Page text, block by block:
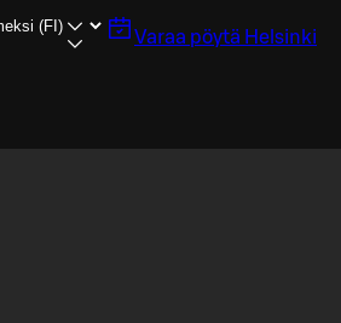
Varaa pöytä Helsinki